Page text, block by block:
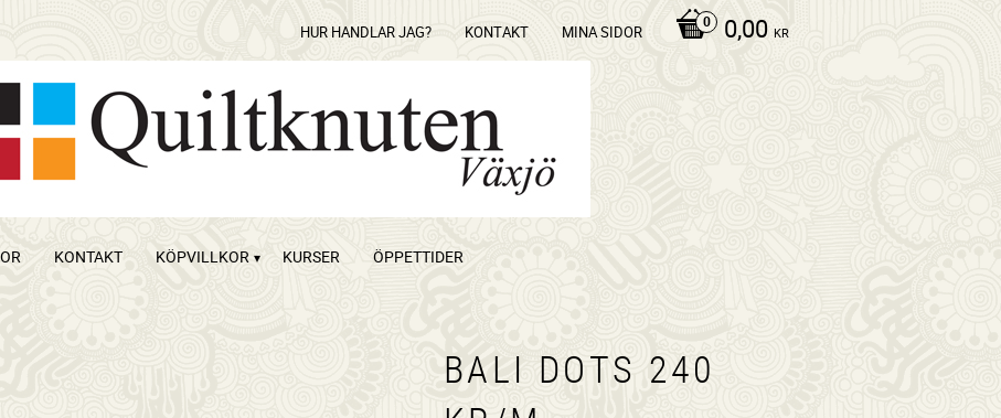
0,00 KR
HUR HANDLAR JAG? KONTAKT MINA SIDOR
KONTAKT KÖPVILLKOR KURSER ÖPPETTIDER
BALI DOTS 240